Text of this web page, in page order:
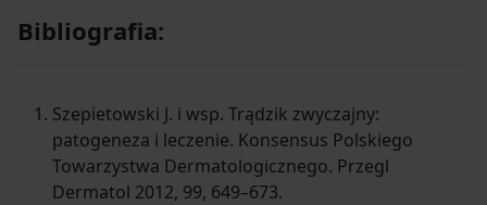
Bibliografia:
Szepietowski J. i wsp. Trądzik zwyczajny:
patogeneza i leczenie. Konsensus Polskiego
Towarzystwa Dermatologicznego. Przegl
Dermatol 2012, 99, 649–673.